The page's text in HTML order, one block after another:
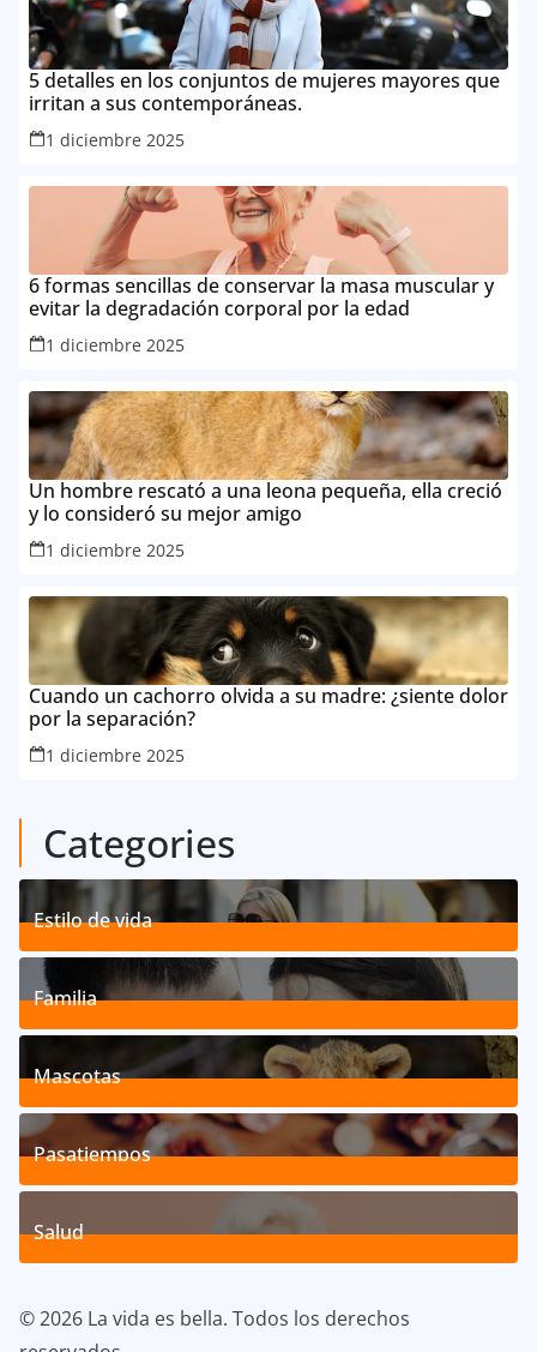
5 detalles en los conjuntos de mujeres mayores que
irritan a sus contemporáneas.
1 diciembre 2025
6 formas sencillas de conservar la masa muscular y
evitar la degradación corporal por la edad
1 diciembre 2025
Un hombre rescató a una leona pequeña, ella creció
y lo consideró su mejor amigo
1 diciembre 2025
Cuando un cachorro olvida a su madre: ¿siente dolor
por la separación?
1 diciembre 2025
Categories
Estilo de vida
192Posts
Familia
527Posts
Mascotas
119Posts
Pasatiempos
39Posts
Salud
© 2026 La vida es bella. Todos los derechos